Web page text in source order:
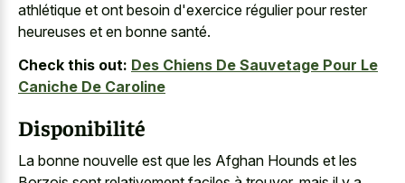
athlétique et ont besoin d'exercice régulier pour rester
heureuses et en bonne santé.
Check this out: Des Chiens De Sauvetage Pour Le
Caniche De Caroline
Disponibilité
La bonne nouvelle est que les Afghan Hounds et les